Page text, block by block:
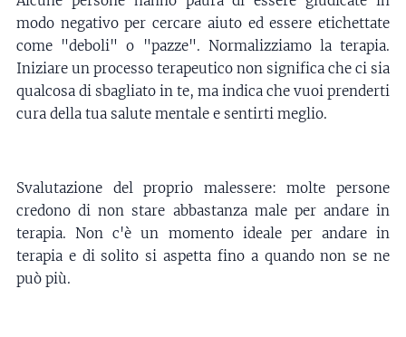
modo negativo per cercare aiuto ed essere etichettate
come "deboli" o "pazze". Normalizziamo la terapia.
Iniziare un processo terapeutico non significa che ci sia
qualcosa di sbagliato in te, ma indica che vuoi prenderti
cura della tua salute mentale e sentirti meglio.
Svalutazione del proprio malessere: molte persone
credono di non stare abbastanza male per andare in
terapia. Non c'è un momento ideale per andare in
terapia e di solito si aspetta fino a quando non se ne
può più.